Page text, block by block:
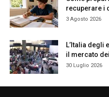
recuperare i
3 Agosto 2026
L’Italia degli
il mercato
30 Luglio 2026